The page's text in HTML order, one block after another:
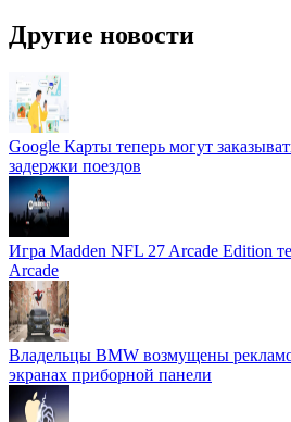
Другие новости
Google Карты теперь могут
задержки поездов
Игра Madden NFL 27 Arcade Edition
Arcade
Владельцы BMW возмущены
экранах приборной панели